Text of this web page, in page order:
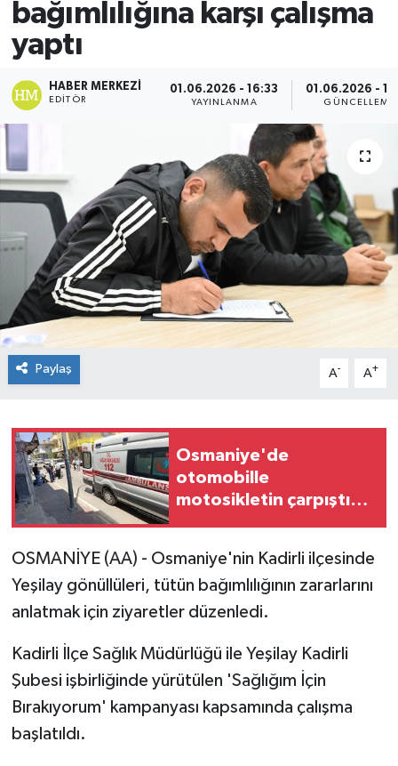
bağımlılığına karşı çalışma
yaptı
HABER MERKEZI
EDITÖR
01.06.2026 - 16:33
YAYINLANMA
01.06.2026 -
GÜNCELLEME
Paylaş A- A+
Osmaniye'de
otomobille
motosikletin çarpıştığı
OSMANİYE (AA) - Osmaniye'nin Kadirli ilçesinde
Yeşilay gönüllüleri, tütün bağımlılığının zararlarını
anlatmak için ziyaretler düzenledi.
Kadirli İlçe Sağlık Müdürlüğü ile Yeşilay Kadirli
Şubesi işbirliğinde yürütülen 'Sağlığım İçin
Bırakıyorum' kampanyası kapsamında çalışma
başlatıldı.
Spor